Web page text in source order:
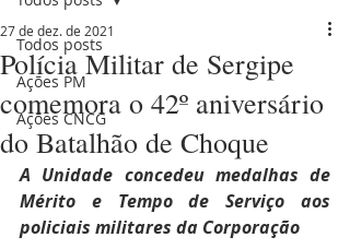
Todos posts
Ações PM
Ações CNCG
Polícia Militar de Sergipe
comemora o 42º aniversário
do Batalhão de Choque
27 de dez. de 2021
A Unidade concedeu medalhas de
Mérito e Tempo de Serviço aos
policiais militares da Corporação